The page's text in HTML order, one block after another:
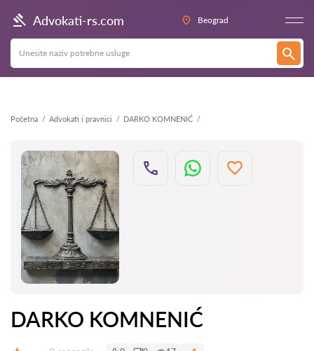
Advokati-rs.com Beograd
Početna Advokati i pravnici DARKO KOMNENIĆ
Nazad
DARKO KOMNENIĆ